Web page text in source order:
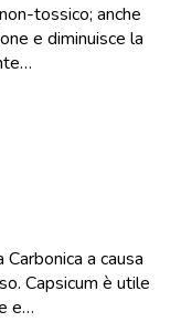
tossico; anche
e diminuisce la
a causa
Capsicum è utile
e…